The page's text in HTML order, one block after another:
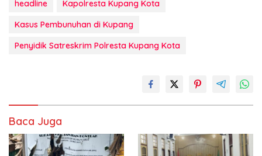
headline
Kapolresta Kupang Kota
Kasus Pembunuhan di Kupang
Penyidik Satreskrim Polresta Kupang Kota
Baca Juga